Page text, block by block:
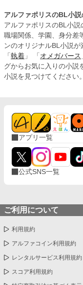
アルファポリスのBL小
アルファポリスのBL小説
職場関係、学園、身分差
ンのオリジナルBL小説が
「 執着 」 「 オメガバース
グからお気に入りの小説
小説を見つけてください。
アプリ一覧
公式SNS一覧
ご利用について
利用規約
アルファコイン利用規約
レンタルサービス利用規約
スコア利用規約